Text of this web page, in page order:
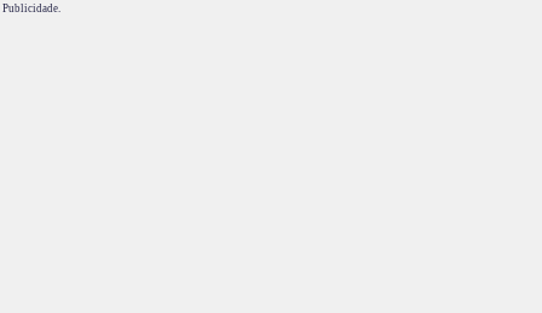
Publicidade.